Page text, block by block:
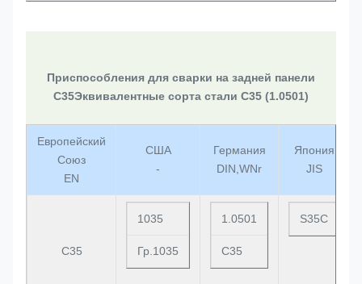
Приспособления для сварки на задней панели
C35Эквивалентные сорта стали C35 (1.0501)
Европейский
Союз
EN
США
-
Германия
DIN,WNr
Япония
JIS
C35
1035
Гр.1035
1.0501
C35
S35C